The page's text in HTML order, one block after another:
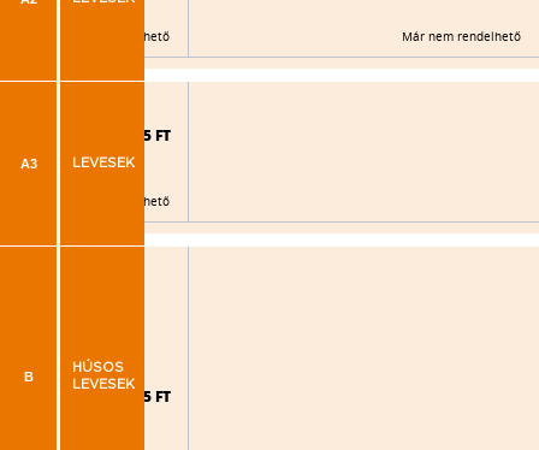
Már nem rendelhető Már nem rendelhető
A3 LEVESEK
925 FT
Már nem rendelhető
B
HÚSOS
LEVESEK
995 FT